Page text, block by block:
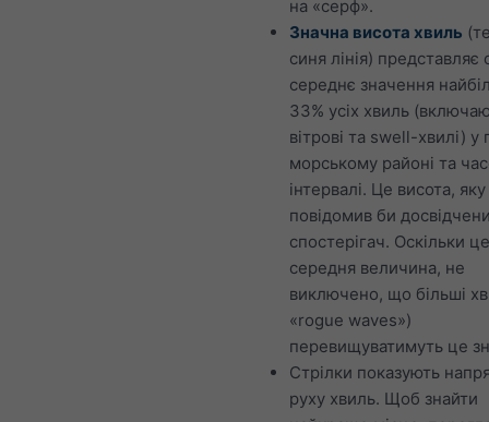
на «серф».
Значна висота хвиль
синя лінія)
середнє значення
33% усіх хвиль
вітрові та swell-хвилі)
морському районі та
інтервалі. Це висота, яку
повідомив би
спостерігач. Оскільки це
середня величина, не
виключено, що більші
«rogue waves»)
перевищуватимуть це
Стрілки показують
руху хвиль. Щоб знайти